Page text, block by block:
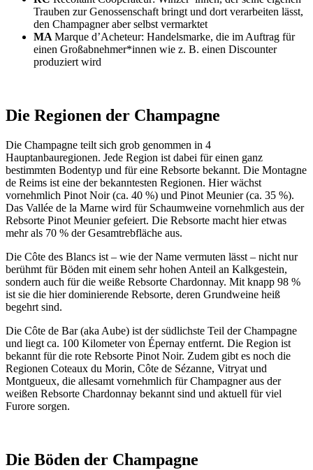
Trauben zur Genossenschaft bringt und dort verarbeiten lässt,
den Champagner aber selbst vermarktet
MAMarque d’Acheteur: Handelsmarke, die im Auftrag für
einen Großabnehmer*innen wie z. B. einen Discounter
produziert wird
Die Regionen der Champagne
Die Champagne teilt sich grob genommen in 4
Hauptanbauregionen. Jede Region ist dabei für einen ganz
bestimmten Bodentyp und für eine Rebsorte bekannt. Die Montagne
de Reims ist eine der bekanntesten Regionen. Hier wächst
vornehmlich Pinot Noir (ca. 40 %) und Pinot Meunier (ca. 35 %).
Das Vallée de la Marne wird für Schaumweine vornehmlich aus der
Rebsorte Pinot Meunier gefeiert. Die Rebsorte macht hier etwas
mehr als 70 % der Gesamtrebfläche aus.
Die Côte des Blancs ist – wie der Name vermuten lässt – nicht nur
berühmt für Böden mit einem sehr hohen Anteil an Kalkgestein,
sondern auch für die weiße Rebsorte Chardonnay. Mit knapp 98 %
ist sie die hier dominierende Rebsorte, deren Grundweine heiß
begehrt sind.
Die Côte de Bar (aka Aube) ist der südlichste Teil der Champagne
und liegt ca. 100 Kilometer von Épernay entfernt. Die Region ist
bekannt für die rote Rebsorte Pinot Noir. Zudem gibt es noch die
Regionen Coteaux du Morin, Côte de Sézanne, Vitryat und
Montgueux, die allesamt vornehmlich für Champagner aus der
weißen Rebsorte Chardonnay bekannt sind und aktuell für viel
Furore sorgen.
Die Böden der Champagne